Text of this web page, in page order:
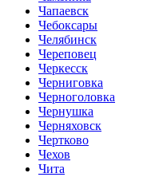
Чапаевск
Чебоксары
Челябинск
Череповец
Черкесск
Черниговка
Черноголовка
Чернушка
Черняховск
Чертково
Чехов
Чита